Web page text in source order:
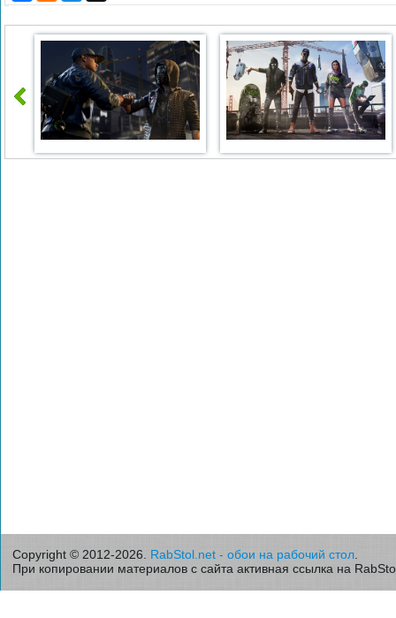
Copyright © 2012-2026. RabStol.net - обои на рабочий стол
При копировании материалов с сайта активная ссылка на